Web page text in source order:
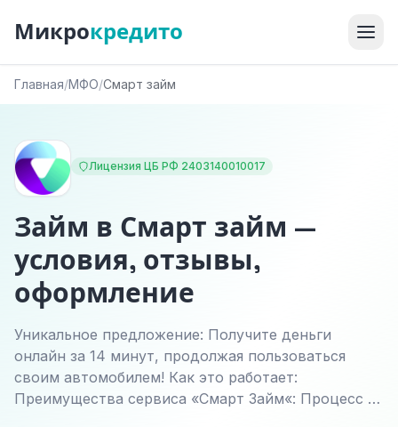
Микрокредито
Главная/МФО/Смарт займ
Лицензия ЦБ РФ 2403140010017
Займ в Смарт займ —
условия, отзывы,
оформление
Уникальное предложение: Получите деньги
онлайн за 14 минут, продолжая пользоваться
своим автомобилем! Как это работает:
Преимущества сервиса «Смарт Займ«: Процесс …